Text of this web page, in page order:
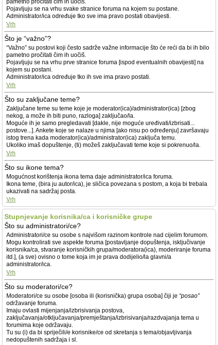
pametno pročitati čim ih uočiš.
Pojavljuju se na vrhu svake stranice foruma na kojem su postane.
Administrator/ica određuje tko sve ima pravo postati obavijesti.
Vrh
Što je “važno”?
“Važno” su postovi koji često sadrže važne informacije što će reći da bi ih bilo
pametno pročitati čim ih uočiš.
Pojavljuju se na vrhu prve stranice foruma [ispod eventualnih obavijesti] na
kojem su postani.
Administrator/ica određuje tko ih sve ima pravo postati.
Vrh
Što su zaključane teme?
Zaključane teme su teme koje je moderator(ica)/administrator(ica) [zbog
nekog, a može ih biti puno, razloga] zaključao/la.
Moguće ih je samo pregledavati [dakle, nije moguće uređivati/izbrisati...
postove...]. Ankete koje se nalaze u njima [ako nisu po određenju] završavaju
istog trena kada moderator(ica)/administrator(ica) zaključa temu.
Ukoliko imaš dopuštenje, (ti) možeš zaključavati teme koje si pokrenuo/la.
Vrh
Što su ikone tema?
Mogućnost korištenja ikona tema daje administrator/ica foruma.
Ikona teme, (bira ju autor/ica), je sličica povezana s postom, a koja bi trebala
ukazivati na sadržaj posta.
Vrh
Stupnjevanje korisnika/ca i korisničke grupe
Što su administratori/ce?
Administratori/ce su osobe s najvišom razinom kontrole nad cijelim forumom.
Mogu kontrolirati sve aspekte foruma [postavljanje dopuštenja, isključivanje
korisnika/ca, stvaranje korisničkih grupa/moderatora(ica), moderiranje foruma
itd.], (a sve) ovisno o tome koja im je prava dodijelio/la glavni/a
administrator/ica.
Vrh
Što su moderatori/ce?
Moderatori/ce su osobe [osoba ili (korisnička) grupa osoba] čiji je “posao”
održavanje foruma.
Imaju ovlasti mijenjanja/izbrisivanja postova,
zaključavanja/otključavanja/premještanja/izbrisivanja/razdvajanja tema u
forumima koje održavaju.
Tu su (i) da bi spriječili/e korisnike/ce od skretanja s tema/objavljivanja
nedopuštenih sadržaja i sl.